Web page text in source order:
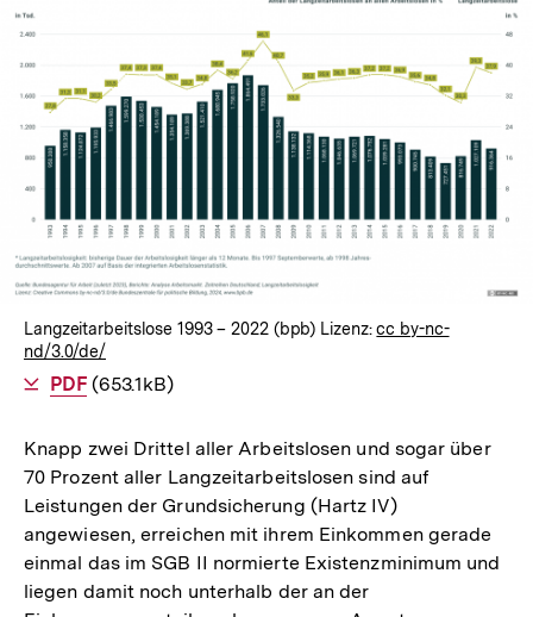
Langzeitarbeitslose 1993 – 2022 (bpb) Lizenz:cc by-nc-
nd/3.0/de/
Als
PDFherunterladen
(653.1kB)
Knapp zwei Drittel aller Arbeitslosen und sogar über
70 Prozent aller Langzeitarbeitslosen sind auf
Leistungen der Grundsicherung (Hartz IV)
angewiesen, erreichen mit ihrem Einkommen gerade
einmal das im SGB II normierte Existenzminimum und
liegen damit noch unterhalb der an der